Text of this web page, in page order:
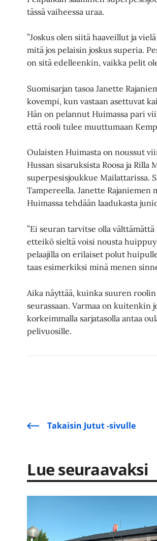
tässä vaiheessa uraa.
”Joskus olen siitä haaveillut ja
mitä jos pelaisin joskus superia.
on sitä edelleenkin, vaikka pelit
Suomisarjan tasoa Janette
kovempi, kun vastaan asettuvat
Hän on pelannut Huimassa pari
että rooli tulee muuttumaan
Oulaisten Huimasta on noussut
Hussan sisaruksista Roosa ja Rilla
superpesisjoukkue Mailattarissa.
Tampereella. Janette
Huimassa tehdään laadukasta
”Ei seuran tarvitse olla
etteikö sieltä voisi nousta
pelaajilla on erilaiset polut
taas esimerkiksi minä menen
Aika näyttää, kuinka suuren
seurassaan. Varmaa on kuitenkin
korkeimmalla sarjatasolla antaa
pelivuosille.
Takaisin Jutut -sivulle
Lue seuraavaksi